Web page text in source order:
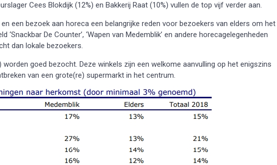
Cees Blokdijk (12%) en Bakkerij Raat (10%) vullen de top vijf verder aan.
een bezoek aan horeca een belangrijke reden voor bezoekers van elders om het
De Counter’, ‘Wapen van Medemblik’ en andere horecagelegenheden
dan lokale bezoekers.
goed bezocht. Deze winkels zijn een welkome aanvulling op het enigszins
van een grote(re) supermarkt in het centrum.